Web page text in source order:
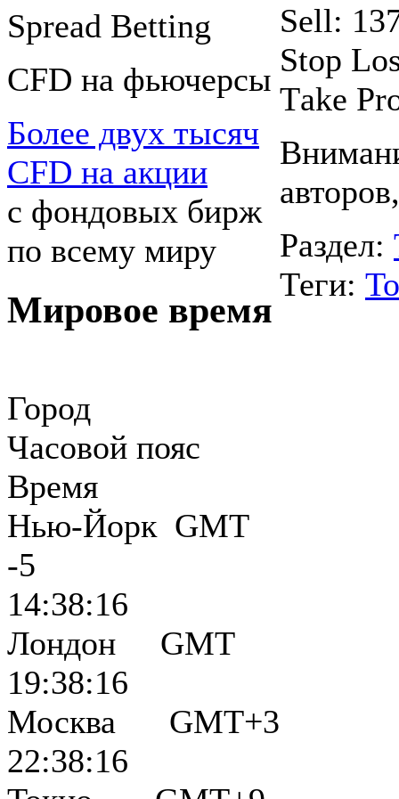
Spreаd Betting
CFD на фьючерсы
Более двух тысяч
CFD на акции
с фондовых бирж
по всему миру
Мировое время
Город
Часовой пояс
Время
Нью-Йорк GMT
-5
14:38:17
Лондон GMT
19:38:17
Москва GMT+3
22:38:17
Sell:
Stop
Тake
Раздел:
Теги: